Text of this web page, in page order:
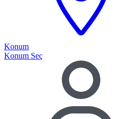
Konum
Konum Seç